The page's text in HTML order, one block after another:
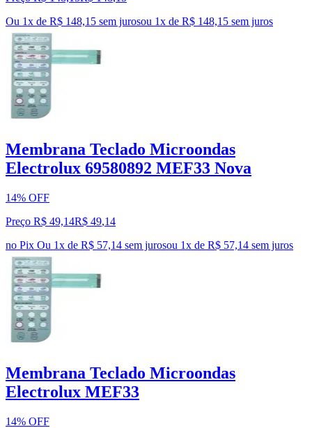
Ou 1x de R$ 148,15 sem jurosou 1x de R$ 148,15 sem juros
Membrana Teclado Microondas
Electrolux 69580892 MEF33 Nova
14% OFF
Preço R$ 49,14R$ 49,14
no Pix Ou 1x de R$ 57,14 sem jurosou 1x de R$ 57,14 sem juros
Membrana Teclado Microondas
Electrolux MEF33
14% OFF